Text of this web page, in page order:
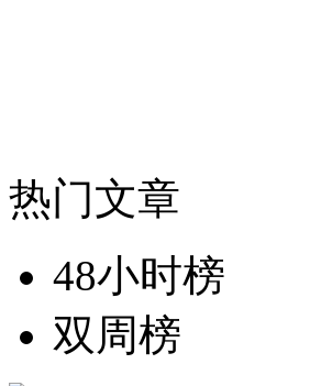
热门文章
48小时榜
双周榜